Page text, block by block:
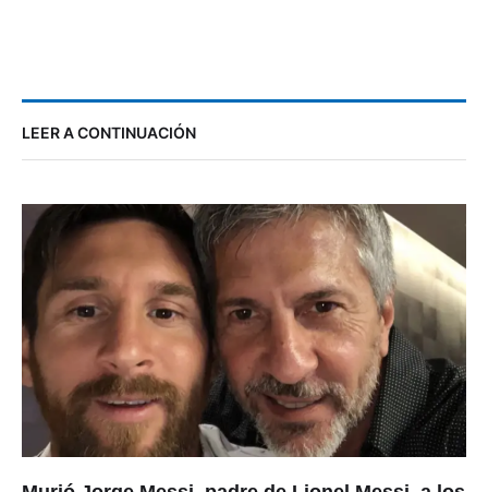
LEER A CONTINUACIÓN